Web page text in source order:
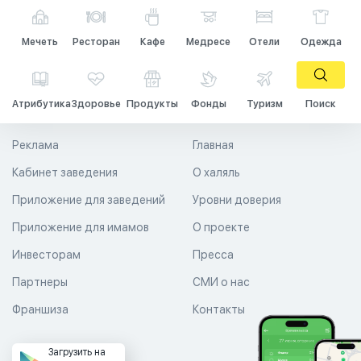
Мечеть Ресторан Кафе Медресе Отели Одежда
АтрибутикаЗдоровье Продукты Фонды Туризм Поиск
Главная
О халяль
Уровни доверия
Реклама
Кабинет заведения
Приложение для заведений
Приложение для имамов О проекте
Пресса
СМИ о нас
Контакты
Инвесторам
Партнеры
Франшиза
Загрузить на